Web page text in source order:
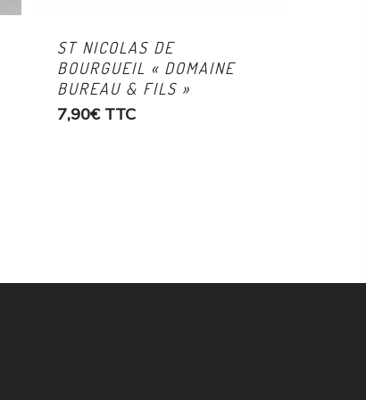
ST NICOLAS DE
BOURGUEIL « DOMAINE
BUREAU & FILS »
7,90€ TTC